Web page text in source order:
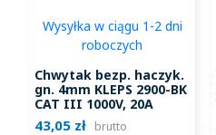
Wysyłka w ciągu 1-2 dni
roboczych
Chwytak bezp. haczyk.
gn. 4mm KLEPS 2900-BK
CAT III 1000V, 20A
czarny
43,05 zł brutto